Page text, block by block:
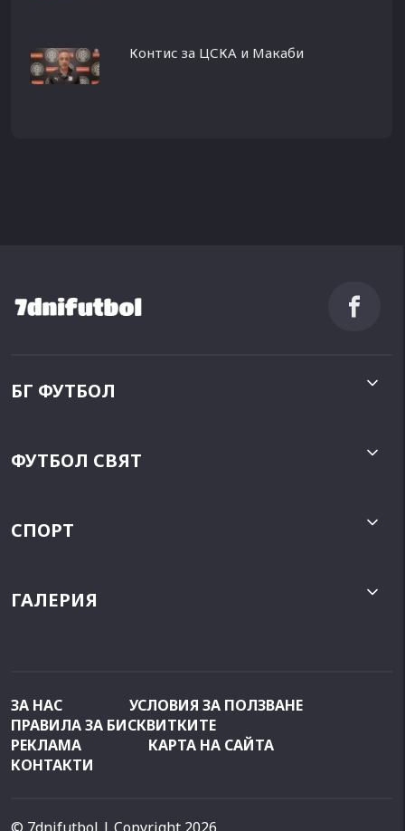
Контис за ЦСКА и Макаби
БГ ФУТБОЛ
ФУТБОЛ СВЯТ
СПОРТ
ГАЛЕРИЯ
ЗА НАС
УСЛОВИЯ ЗА ПОЛЗВАНЕ
ПРАВИЛА ЗА БИСКВИТКИТЕ
РЕКЛАМА
КАРТА НА САЙТА
КОНТАКТИ